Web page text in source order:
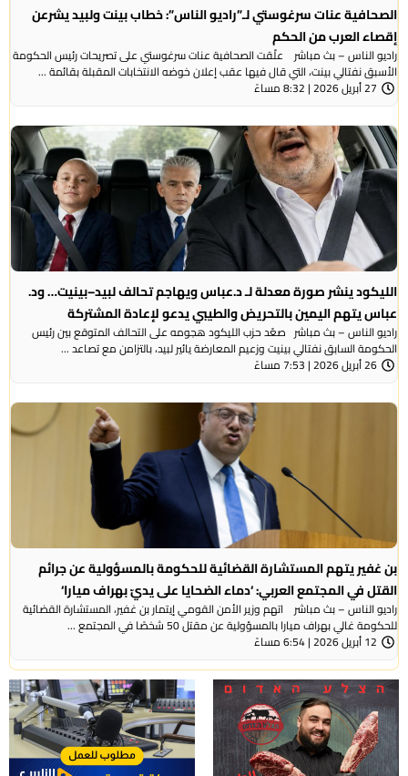
الصحافية عنات سرغوستي لـ”راديو الناس”: خطاب بينت ولبيد يشرعن
إقصاء العرب من الحكم
راديو الناس – بث مباشر علّقت الصحافية عنات سرغوستي على تصريحات رئيس الحكومة
الأسبق نفتالي بينت، التي قال فيها عقب إعلان خوضه الانتخابات المقبلة بقائمة ...
27 أبريل 2026 | 8:32 مساءً
الليكود ينشر صورة معدلة لـ د.عباس ويهاجم تحالف لبيد–بينيت… ود.
عباس يتهم اليمين بالتحريض والطيبي يدعو لإعادة المشتركة
راديو الناس – بث مباشر صعّد حزب الليكود هجومه على التحالف المتوقع بين رئيس
الحكومة السابق نفتالي بينيت وزعيم المعارضة يائير لبيد، بالتزامن مع تصاعد ...
26 أبريل 2026 | 7:53 مساءً
بن غفير يتهم المستشارة القضائية للحكومة بالمسؤولية عن جرائم
القتل في المجتمع العربي: ‘دماء الضحايا على يديّ بهراف ميارا‘
راديو الناس – بث مباشر اتهم وزير الأمن القومي إيتمار بن غفير، المستشارة القضائية
للحكومة غالي بهراف ميارا بالمسؤولية عن مقتل 50 شخصًا في المجتمع ...
12 أبريل 2026 | 6:54 مساءً